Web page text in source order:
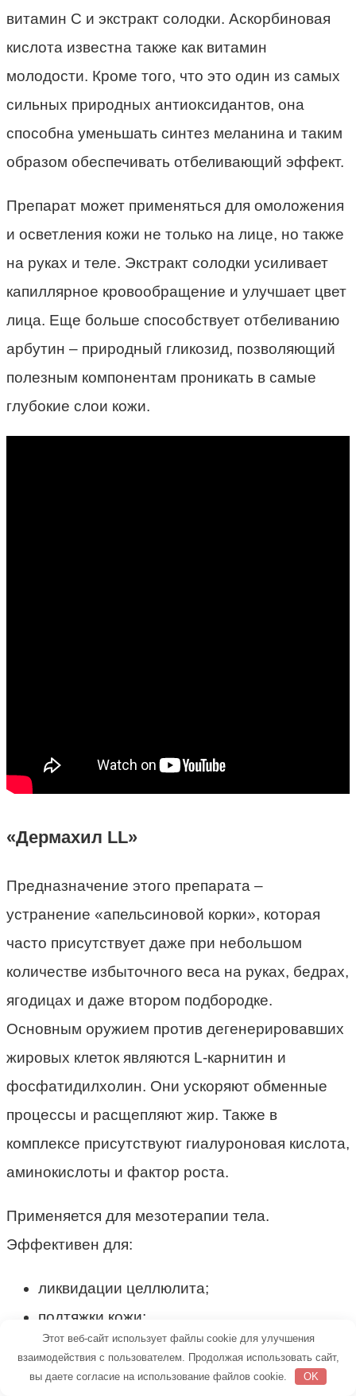
витамин С и экстракт солодки. Аскорбиновая
кислота известна также как витамин
молодости. Кроме того, что это один из самых
сильных природных антиоксидантов, она
способна уменьшать синтез меланина и таким
образом обеспечивать отбеливающий эффект.
Препарат может применяться для омоложения
и осветления кожи не только на лице, но также
на руках и теле. Экстракт солодки усиливает
капиллярное кровообращение и улучшает цвет
лица. Еще больше способствует отбеливанию
арбутин – природный гликозид, позволяющий
полезным компонентам проникать в самые
глубокие слои кожи.
«Дермахил LL»
Предназначение этого препарата –
устранение «апельсиновой корки», которая
часто присутствует даже при небольшом
количестве избыточного веса на руках, бедрах,
ягодицах и даже втором подбородке.
Основным оружием против дегенерировавших
жировых клеток являются L-карнитин и
фосфатидилхолин. Они ускоряют обменные
процессы и расщепляют жир. Также в
комплексе присутствуют гиалуроновая кислота,
аминокислоты и фактор роста.
Применяется для мезотерапии тела.
Эффективен для:
ликвидации целлюлита;
подтяжки кожи;
повышения ее тургора;
устранения растяжек;
Этот веб-сайт использует файлы cookie для улучшения
взаимодействия с пользователем. Продолжая использовать сайт,
вы даете согласие на использование файлов cookie.
OK